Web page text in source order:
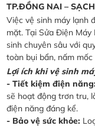
TP.ĐỒNG NAI –
Việc vệ sinh máy lạnh
mặt. Tại Sửa Điện
sinh chuyên sâu với
toàn bụi bẩn, nấm
Lợi ích khi vệ sinh
- Tiết kiệm điện năng:
sẽ hoạt động trơn tru,
điện năng đáng kể.
- Bảo vệ sức khỏe: